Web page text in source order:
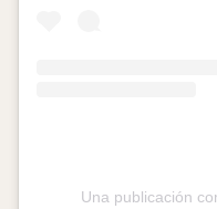
Una publicación